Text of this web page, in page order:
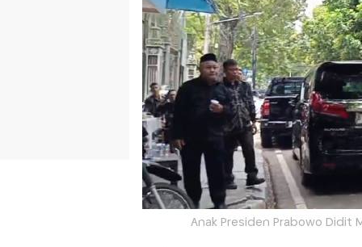
Anak Presiden Prabowo Didit